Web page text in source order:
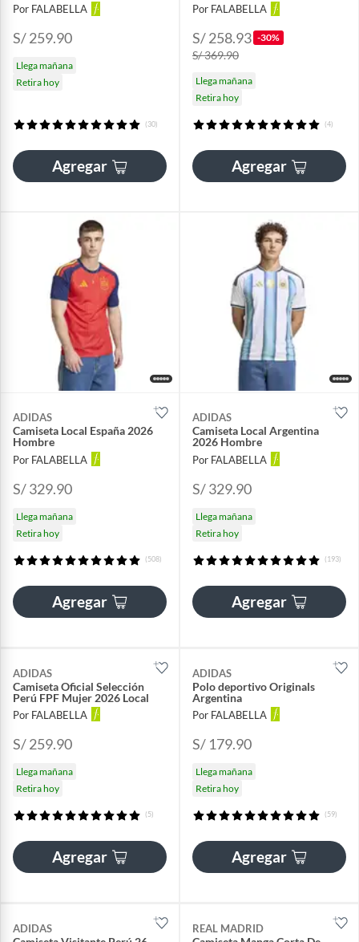
Por FALABELLA
S/ 259.90
Llega mañana
Retira hoy
(30)
Agregar
Por FALABELLA
S/ 258.93 -30%
S/ 369.90
Llega mañana
Retira hoy
(4)
Agregar
ADIDAS
Camiseta Local España 2026
Hombre
Por FALABELLA
S/ 329.90
Llega mañana
Retira hoy
(508)
Agregar
ADIDAS
Camiseta Local Argentina
2026 Hombre
Por FALABELLA
S/ 329.90
Llega mañana
Retira hoy
(193)
Agregar
ADIDAS
Camiseta Oficial Selección
Perú FPF Mujer 2026 Local
Por FALABELLA
S/ 259.90
Llega mañana
Retira hoy
(5)
Agregar
ADIDAS
Polo deportivo Originals
Argentina
Por FALABELLA
S/ 179.90
Llega mañana
Retira hoy
(59)
Agregar
ADIDAS REAL MADRID